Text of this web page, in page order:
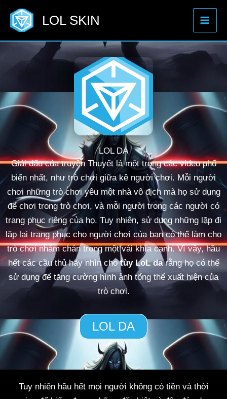
Nhảy
LOL SKIN
LOL DA
Giải đấu của truyền Thuyết là một trong các video phổ
biến nhất, như trò chơi giữa kê người chơi. Mỗi người
chơi những trò chơi yêu một nhà vô địch mà họ sử dụng
để chơi trong trò chơi, và mỗi người trong các người có
trang phục riêng của họ. Tuy nhiên, sử dụng những lặp đi
lặp lại trang phục cho người chơi của bạn có thể làm cho
trò chơi nhàm chán trong một vài khía cạnh. Vì vậy, hầu
hết các cầu thủ hãy nhìn chotùy LoL darằng họ có thể
sử dụng để tăng cường hình ảnh tổng thể xuất hiện của
trò chơi.
LOL DA
Tuy nhiên hầu hết mọi người không có tiền và thời